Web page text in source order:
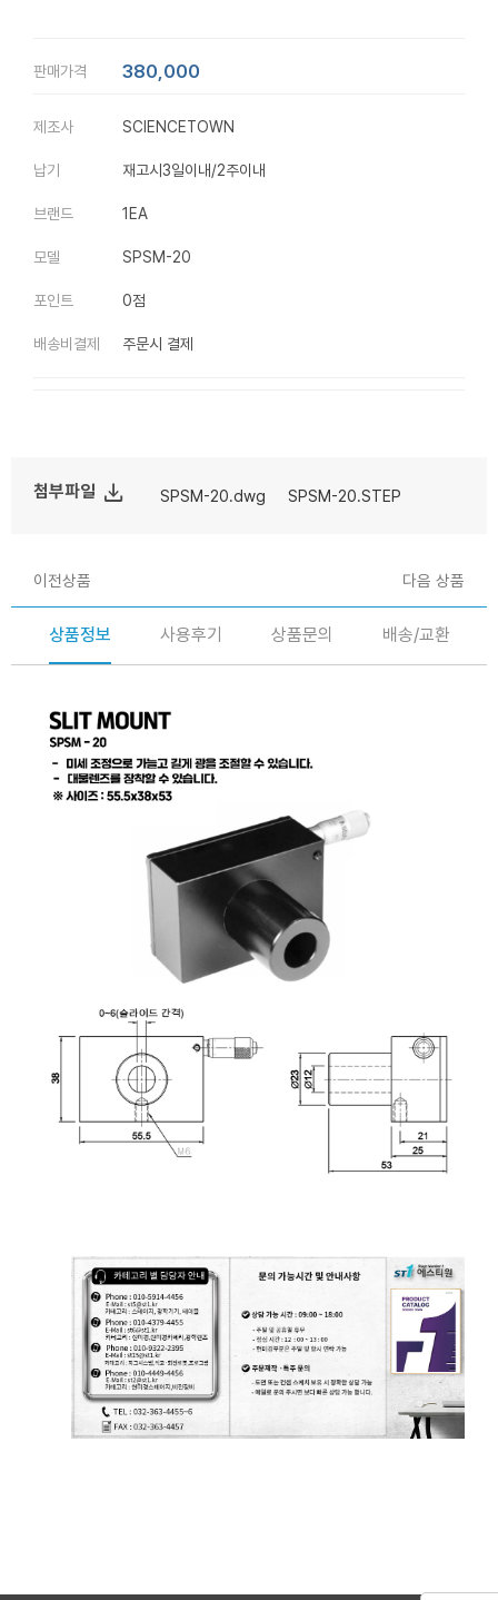
판매가격 380,000
제조사 SCIENCETOWN
납기 재고시3일이내/2주이내
브랜드 1EA
모델 SPSM-20
포인트 0점
배송비결제 주문시 결제
첨부파일 file_download SPSM-20.dwg SPSM-20.STEP
이전상품 다음 상품
상품정보 사용후기 상품문의 배송/교환